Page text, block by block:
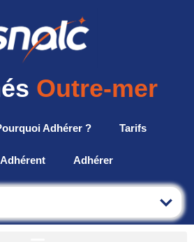
Outre-mer
Adhérer ? Tarifs
Adhérer